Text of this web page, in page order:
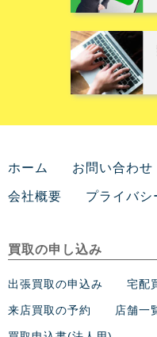
ホーム お問い合わせ
会社概要 プライバシ
買取の申し込み
出張買取の申込み 宅配
来店買取の予約 店舗一